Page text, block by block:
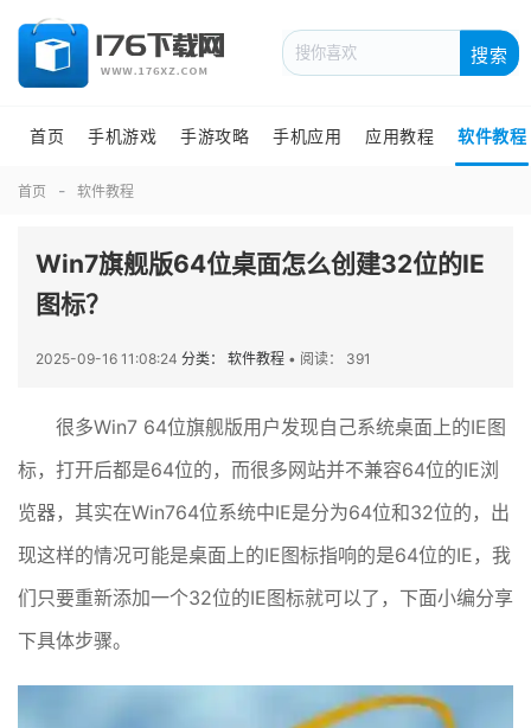
搜索
首页 手机游戏 手游攻略 手机应用 应用教程 软件教程
首页 软件教程
Win7旗舰版64位桌面怎么创建32位的IE
图标？
2025-09-16 11:08:24 分类： 软件教程 • 阅读： 391
很多Win7 64位旗舰版用户发现自己系统桌面上的IE图
标，打开后都是64位的，而很多网站并不兼容64位的IE浏
览器，其实在Win764位系统中IE是分为64位和32位的，出
现这样的情况可能是桌面上的IE图标指响的是64位的IE，我
们只要重新添加一个32位的IE图标就可以了，下面小编分享
下具体步骤。